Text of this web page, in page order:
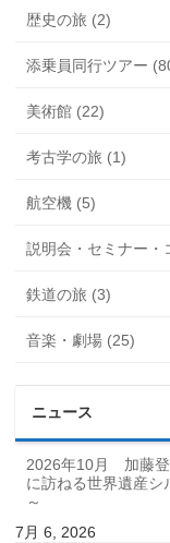
歴史の旅 (2)
添乗員同行ツアー
美術館 (22)
考古学の旅 (1)
航空機 (5)
説明会・セミナー・
鉄道の旅 (3)
音楽・劇場 (25)
ニュース
2026年10月 加藤
に訪ねる世界遺産
～
7月 6, 2026